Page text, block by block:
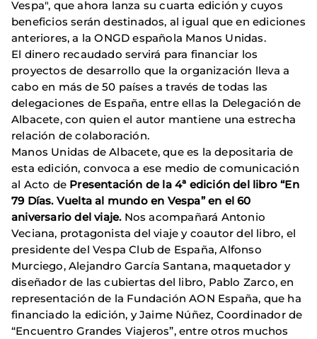
Vespa", que ahora lanza su cuarta edición y cuyos
beneficios serán destinados, al igual que en ediciones
anteriores, a la ONGD española Manos Unidas.
El dinero recaudado servirá para financiar los
proyectos de desarrollo que la organización lleva a
cabo en más de 50 países a través de todas las
delegaciones de España, entre ellas la Delegación de
Albacete, con quien el autor mantiene una estrecha
relación de colaboración.
Manos Unidas de Albacete, que es la depositaria de
esta edición, convoca a ese medio de comunicación
al Acto de Presentación de la 4ª edición del libro “En
79 Días. Vuelta al mundo en Vespa” en el 60
aniversario del viaje.Nos acompañará Antonio
Veciana, protagonista del viaje y coautor del libro, el
presidente del Vespa Club de España, Alfonso
Murciego, Alejandro García Santana, maquetador y
diseñador de las cubiertas del libro, Pablo Zarco, en
representación de la Fundación AON España, que ha
financiado la edición, y Jaime Núñez, Coordinador de
“Encuentro Grandes Viajeros”, entre otros muchos